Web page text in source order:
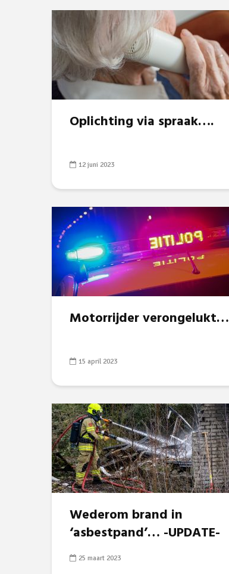
Oplichting via spraak….
12 juni 2023
Motorrijder verongelukt…
15 april 2023
Wederom brand in
‘asbestpand’… -UPDATE-
25 maart 2023